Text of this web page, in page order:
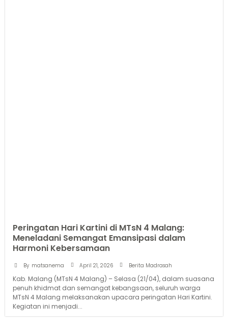
Peringatan Hari Kartini di MTsN 4 Malang:
Meneladani Semangat Emansipasi dalam
Harmoni Kebersamaan
By matsanema April 21, 2026 Berita Madrasah
Kab. Malang (MTsN 4 Malang) – Selasa (21/04), dalam suasana
penuh khidmat dan semangat kebangsaan, seluruh warga
MTsN 4 Malang melaksanakan upacara peringatan Hari Kartini.
Kegiatan ini menjadi...